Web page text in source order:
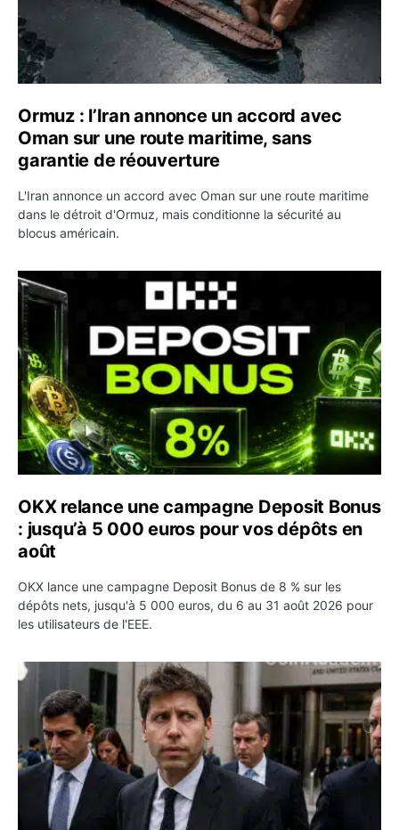
Ormuz : l’Iran annonce un accord avec
Oman sur une route maritime, sans
garantie de réouverture
L'Iran annonce un accord avec Oman sur une route maritime
dans le détroit d'Ormuz, mais conditionne la sécurité au
blocus américain.
OKX relance une campagne Deposit Bonus : jusqu’à 5
OKX relance une campagne Deposit Bonus
: jusqu’à 5 000 euros pour vos dépôts en
août
OKX lance une campagne Deposit Bonus de 8 % sur les
dépôts nets, jusqu'à 5 000 euros, du 6 au 31 août 2026 pour
les utilisateurs de l'EEE.
OpenAI demande le rejet de la plainte d’Apple et